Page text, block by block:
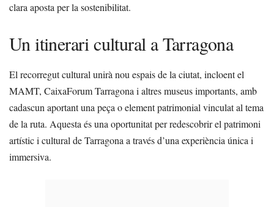
clara aposta per la sostenibilitat.
Un itinerari cultural a Tarragona
El recorregut cultural unirà nou espais de la ciutat, incloent el
MAMT, CaixaForum Tarragona i altres museus importants, amb
cadascun aportant una peça o element patrimonial vinculat al tema
de la ruta. Aquesta és una oportunitat per redescobrir el patrimoni
artístic i cultural de Tarragona a través d’una experiència única i
immersiva.